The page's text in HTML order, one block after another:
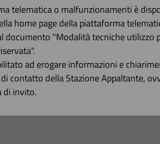
telematica o malfunzionamenti è
home page della piattaforma
documento "Modalità tecniche utilizzo
ad erogare informazioni e
contatto della Stazione Appaltante,
di invito.